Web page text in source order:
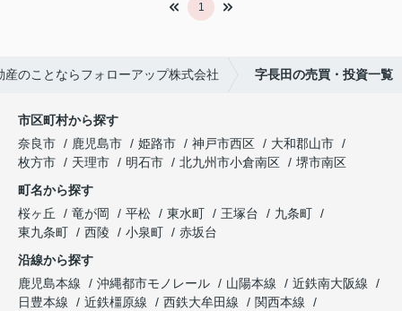
1
産のことならフォローアップ株式会社 字長田の売買・投資一覧
市区町村から探す
奈良市
鹿児島市 姫路市 神戸市西区
大和郡山市
枚方市
天理市 明石市 北九州市小倉南区
堺市南区
町名から探す
桜ヶ丘
竜が岡 平松 東水町 王塚台
九条町
東九条町
西陵 小泉町
赤坂台
沿線から探す
鹿児島本線
沖縄都市モノレール 山陽本線
近鉄南大阪線
日豊本線
近鉄橿原線 西鉄大牟田線
関西本線